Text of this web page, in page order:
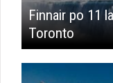
Finnair po 11
Toronto